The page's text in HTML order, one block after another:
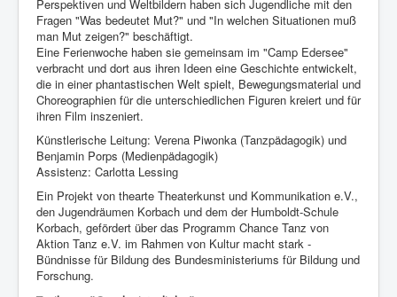
Perspektiven und Weltbildern haben sich Jugendliche mit den
Fragen "Was bedeutet Mut?" und "In welchen Situationen muß
man Mut zeigen?" beschäftigt.
Eine Ferienwoche haben sie gemeinsam im "Camp Edersee"
verbracht und dort aus ihren Ideen eine Geschichte entwickelt,
die in einer phantastischen Welt spielt, Bewegungsmaterial und
Choreographien für die unterschiedlichen Figuren kreiert und für
ihren Film inszeniert.
Künstlerische Leitung: Verena Piwonka (Tanzpädagogik) und
Benjamin Porps (Medienpädagogik)
Assistenz: Carlotta Lessing
Ein Projekt von thearte Theaterkunst und Kommunikation e.V.,
den Jugendräumen Korbach und dem der Humboldt-Schule
Korbach, gefördert über das Programm Chance Tanz von
Aktion Tanz e.V. im Rahmen von Kultur macht stark -
Bündnisse für Bildung des Bundesministeriums für Bildung und
Forschung.